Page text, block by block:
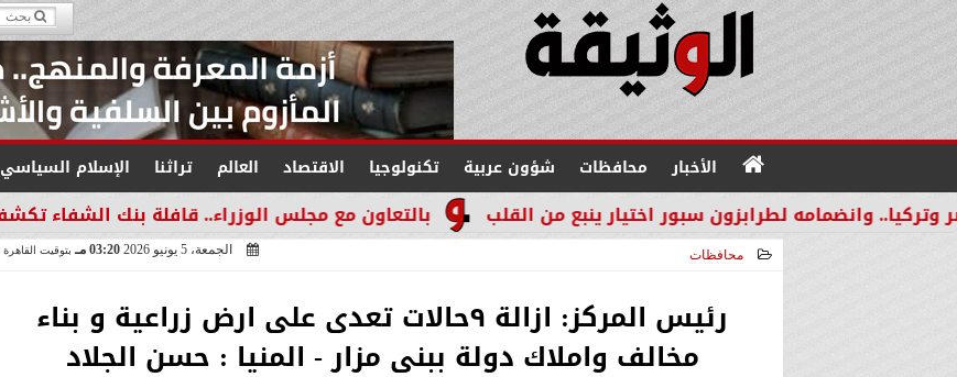
الأخبار محافظات شؤون عربية تكنولوجيا الاقتصاد العالم تراثنا الإسلام السياسي
بالتعاون مع مجلس الوزراء.. قافلة بنك الشفاء تكشف على 1415 مواطنًا بالشرقية على مدار يومين لطرابزون سبور اختيار ينبع من القلب
محافظات الجمعة، 5 يونيو 2026 03:20 مـ بتوقيت القاهرة
رئيس المركز: ازالة ٩حالات تعدى على ارض زراعية و بناء
مخالف واملاك دولة ببنى مزار - المنيا : حسن الجلاد